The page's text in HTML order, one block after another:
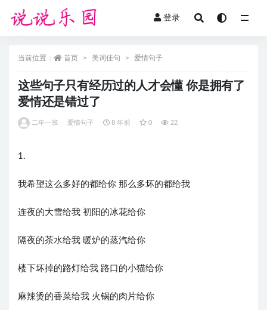
登录
当前位置： 首页 美词佳句 爱情句子
这些句子只有经历过的人才会懂 你是拥有了
爱情还是错过了
二年一班 爱情句子 8 年前 0 22
1.
我希望这么多好的都给你 那么多坏的都给我
连夜的大雪给我 初阳的冰花给你
隔夜的茶水给我 暖炉的蒸汽给你
楼下坏掉的路灯给我 路口的小猫给你
麻辣烫的香菜给我 火锅的肉片给你